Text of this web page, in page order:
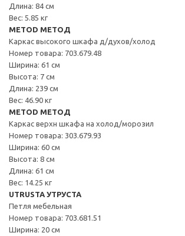
Длина: 84 см
Вес: 5.85 кг
METOD МЕТОД
Каркас высокого шкафа д/духов/холод
Номер товара: 703.679.48
Ширина: 61 см
Высота: 7 см
Длина: 239 см
Вес: 46.90 кг
METOD МЕТОД
Каркас верхн шкафа на холод/морозил
Номер товара: 303.679.93
Ширина: 60 см
Высота: 8 см
Длина: 61 см
Вес: 14.25 кг
UTRUSTA УТРУСТА
Петля мебельная
Номер товара: 703.681.51
Ширина: 20 см